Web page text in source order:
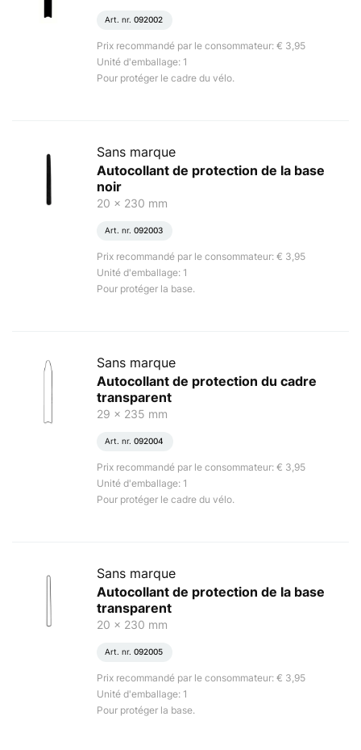
Art. nr. 092002
Prix recommandé par le consommateur: € 3,95
Unité d'emballage: 1
Pour protéger le cadre du vélo.
Sans marque
Autocollant de protection de la base
noir
20 x 230 mm
Art. nr. 092003
Prix recommandé par le consommateur: € 3,95
Unité d'emballage: 1
Pour protéger la base.
Sans marque
Autocollant de protection du cadre
transparent
29 x 235 mm
Art. nr. 092004
Prix recommandé par le consommateur: € 3,95
Unité d'emballage: 1
Pour protéger le cadre du vélo.
Sans marque
Autocollant de protection de la base
transparent
20 x 230 mm
Art. nr. 092005
Prix recommandé par le consommateur: € 3,95
Unité d'emballage: 1
Pour protéger la base.